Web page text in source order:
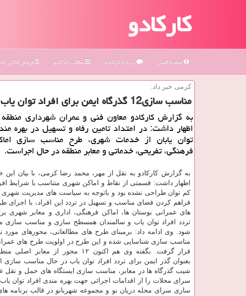
کارکادو
صفحه اصلی درباره كاركادو مطالب كاركادو فروش آنلاین
كرمی خبر داد:
مناسب سازی12 گذرگاه ایمن برای افراد توان یاب در منطقه 2
اظهار داشت: در امتداد تامین رفاه و تسهیل در بهره
توان یابان از خدمات شهری، طرح مناسب سازی
فرهنگی، تفریحی، خدماتی و معابر منطقه در حال اجراست.
به گزارش کارکادو به نقل از مهر، محمد رضا کرمی، با بیان این
اظهار داشت: قسمتی از نقاط و اماکن شهری متناسب با شرایط
کم توان طراحی نشده بود و باتوجه به سیاست های مدیریت شهری
فراهم کردن فضای مناسب و تسهیل در تردد این افراد، با اجرای
های عمرانی بوستان ها، اماکن فرهنگی، اداری و معابر شهری
تردد افراد توان یاب و سالمندان همسطح سازی و مناسب سازی
شود. وی ادامه داد: برمبنای طرح های مطالعاتی، محورهای مورد
مناسب سازی شناسایی شده و این طرح در اولویت طرح های
قرار گرفت. بگفته وی هم اکنون ۱۲ محور از معابر اصلی
بعنوان گذر ایمن برای تردد افراد توان یاب در حال مناسب
سرای محلات را از اقدامات اجرائی جهت بهره مندی افراد توان یاب
سازی سرای محله دریان نو و مجموعه شهربانو در قالب برنامه